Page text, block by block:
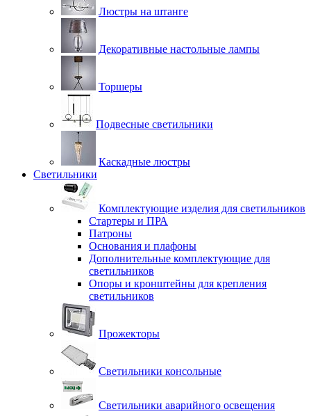
Люстры на штанге
Декоративные настольные лампы
Торшеры
Подвесные светильники
Каскадные люстры
Светильники
Комплектующие изделия для светильников
Стартеры и ПРА
Патроны
Основания и плафоны
Дополнительные комплектующие для
светильников
Опоры и кронштейны для крепления
светильников
Прожекторы
Светильники консольные
Светильники аварийного освещения